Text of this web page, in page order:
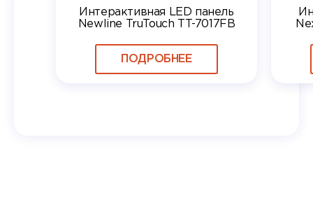
Интерактивная LED панель
Newline TruTouch TT-7017FB
ПОДРОБНЕЕ